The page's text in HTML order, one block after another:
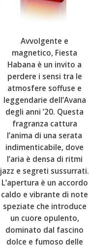
Avvolgente e
magnetico, Fiesta
Habana è un invito a
perdere i sensi tra le
atmosfere soffuse e
leggendarie dell’Avana
degli anni ’20. Questa
fragranza cattura
l’anima di una serata
indimenticabile, dove
l’aria è densa di ritmi
jazz e segreti sussurrati.
L’apertura è un accordo
caldo e vibrante di note
speziate che introduce
un cuore opulento,
dominato dal fascino
dolce e fumoso delle